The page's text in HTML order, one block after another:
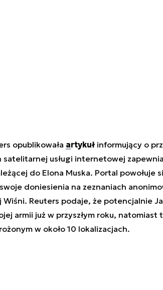
opublikowała artykuł informujący o
satelitarnej usługi internetowej
do Elona Muska. Portal powołuje
doniesienia na zeznaniach
Reuters podaje, że potencjalnie
armii już w przyszłym roku, natomiast
w około 10 lokalizacjach.